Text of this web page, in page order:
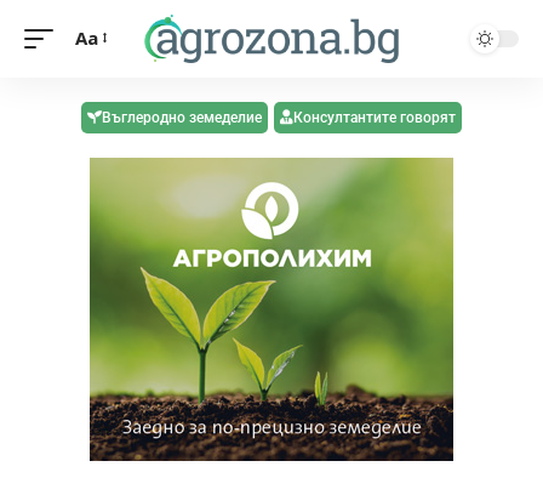
Aa
Въглеродно земеделие Консултантите говорят